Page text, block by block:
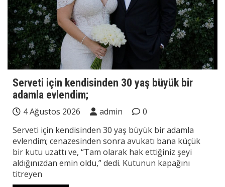
Serveti için kendisinden 30 yaş büyük bir
adamla evlendim;
4 Ağustos 2026 admin
0
Serveti için kendisinden 30 yaş büyük bir adamla
evlendim; cenazesinden sonra avukatı bana küçük
bir kutu uzattı ve, “Tam olarak hak ettiğiniz şeyi
aldığınızdan emin oldu,” dedi. Kutunun kapağını
titreyen